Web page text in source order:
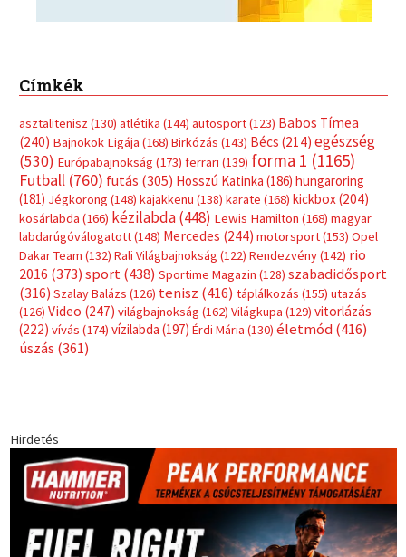
Címkék
asztalitenisz (130) atlétika (144) autosport(123) Babos Tímea
(240) Bajnokok Ligája (168) Birkózás (143) Bécs (214) egészség
(530) Európabajnokság (173) ferrari (139) forma 1 (1165)
Futball (760) futás (305) Hosszú Katinka (186) hungaroring
(181) Jégkorong (148) kajakkenu (138) karate (168) kickbox(204)
kosárlabda (166) kézilabda(448) Lewis Hamilton (168) magyar
labdarúgóválogatott(148) Mercedes (244) motorsport(153) Opel
Dakar Team (132) Rali Világbajnokság (122) Rendezvény(142) rio
2016 (373) sport(438) Sportime Magazin (128) szabadidősport
(316) Szalay Balázs (126) tenisz (416) táplálkozás (155) utazás
(126) Video (247) világbajnokság (162) Világkupa (129) vitorlázás
(222) vívás (174) vízilabda (197) Érdi Mária (130) életmód(416)
úszás (361)
Hirdetés